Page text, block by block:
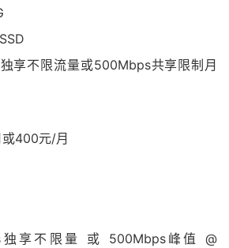
享不限流量或500Mbps共享限制月
400元/月
独享不限量 或 500Mbps峰值 @